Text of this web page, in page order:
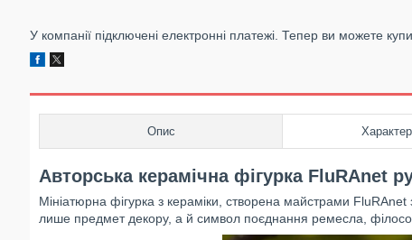
У компанії підключені електронні платежі. Тепер ви можете
Опис
Авторська керамічна фігурка FluRAnet
Мініатюрна фігурка з кераміки, створена майстрами
лише предмет декору, а й символ поєднання ремесла,